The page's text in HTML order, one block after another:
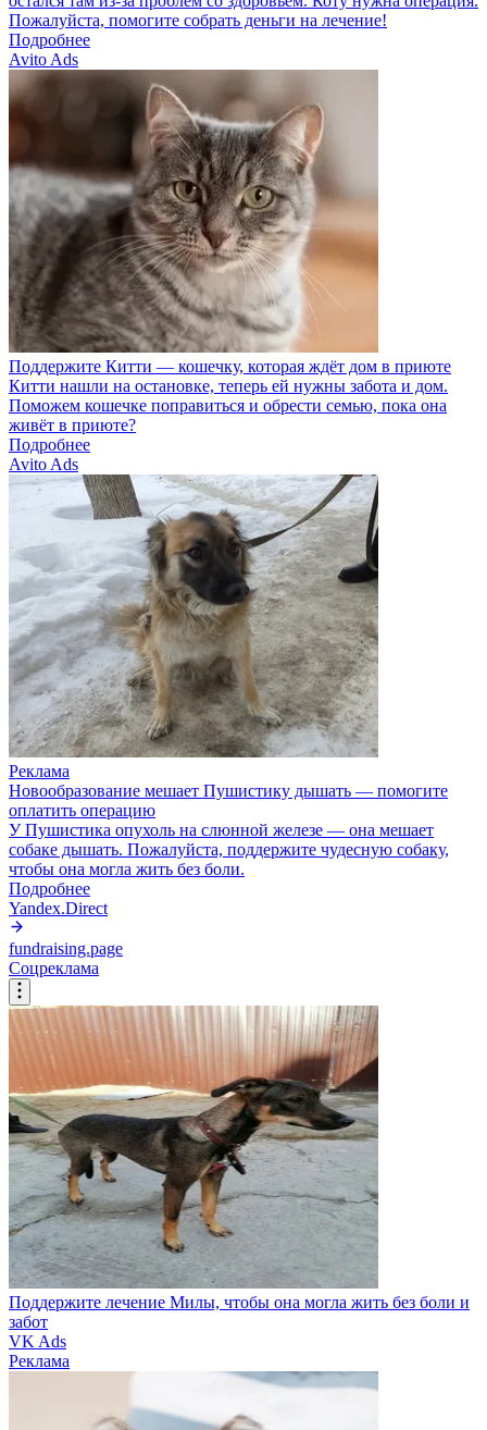
Пожалуйста, помогите собрать деньги на лечение!
Подробнее
Avito Ads
Поддержите Китти — кошечку, которая ждёт дом в приюте
Китти нашли на остановке, теперь ей нужны забота и дом.
Поможем кошечке поправиться и обрести семью, пока она
живёт в приюте?
Подробнее
Avito Ads
Реклама
Новообразование мешает Пушистику дышать — помогите
оплатить операцию
У Пушистика опухоль на слюнной железе — она мешает
собаке дышать. Пожалуйста, поддержите чудесную собаку,
чтобы она могла жить без боли.
Подробнее
Yandex.Direct
fundraising.page
Соцреклама
Поддержите лечение Милы, чтобы она могла жить без боли и
забот
VK Ads
Реклама